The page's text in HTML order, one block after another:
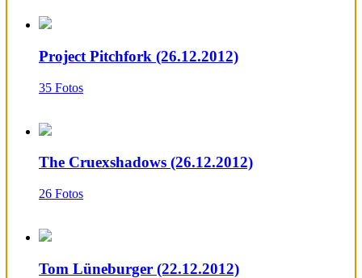
Project Pitchfork (26.12.2012)
35 Fotos
The Cruexshadows (26.12.2012)
26 Fotos
Tom Lüneburger (22.12.2012)